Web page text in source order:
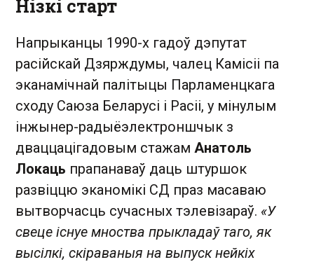
Нізкі старт
Напрыканцы 1990-х гадоў дэпутат
расійскай Дзярждумы, чалец Камісіі па
эканамічнай палітыцы Парламенцкага
сходу Саюза Беларусі і Расіі, у мінулым
інжынер-радыёэлектроншчык з
дваццацігадовым стажам Анатоль
Локаць прапанаваў даць штуршок
развіццю эканомікі СД праз масаваю
вытворчасць сучасных тэлевізараў. «У
свеце існуе мноства прыкладаў таго, як
высілкі, скіраваныя на выпуск нейкіх